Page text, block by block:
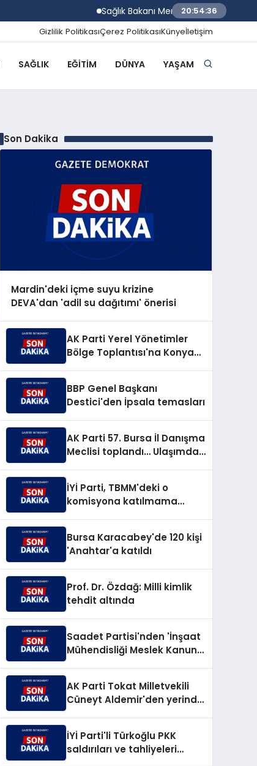
Sağlık Bakanı Memişoğlu İzmir Biyotıp
20:54:37
Gizlilik PolitikasıÇerez PolitikasıKünyeİletişim
SAĞLIK EĞITIM DÜNYA YAŞAM
Son Dakika
Mardin'deki içme suyu krizine
DEVA'dan 'adil su dağıtımı' önerisi
AK Parti Yerel Yönetimler
Bölge Toplantısı'na Konya
BBP Genel Başkanı
Destici'den İpsala temasları
AK Parti 57. Bursa İl Danışma
Meclisi toplandı… Ulaşımdan
İYİ Parti, TBMM'deki o
komisyona katılmama
Bursa Karacabey'de 120 kişi
'Anahtar'a katıldı
Prof. Dr. Özdağ: Milli kimlik
tehdit altında
Saadet Partisi'nden 'İnşaat
Mühendisliği Meslek Kanunu'
AK Parti Tokat Milletvekili
Cüneyt Aldemir'den yerinde
İYİ Parti'li Türkoğlu PKK
saldırıları ve tahliyeleri